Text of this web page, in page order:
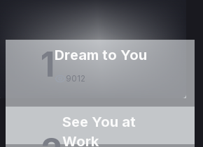
1Dream to You
9012
See You at
Work